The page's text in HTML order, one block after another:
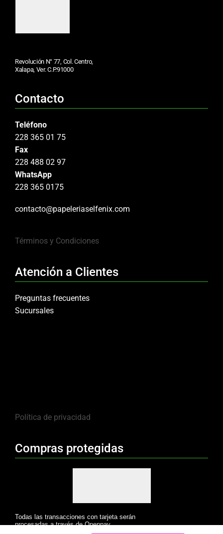
Revolución N° 77, Col. Centro,
Xalapa, Ver. C.P.91000
Contacto
Teléfono
228 365 01 75
Fax
228 488 02 97
WhatsApp
228 365 0175
contacto@papeleriaselfenix.com
Términos y Condiciones
Atención a Clientes
Preguntas frecuentes
Sucursales
Política de privacidad
Compras protegidas
Todas las transacciones con tarjeta serán
procesadas a través de Openpay.